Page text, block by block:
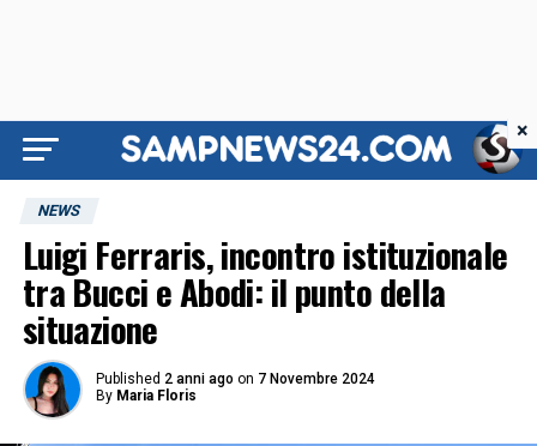
NEWS
Luigi Ferraris, incontro istituzionale
tra Bucci e Abodi: il punto della
situazione
Published 2 anni ago on 7 Novembre 2024
By Maria Floris
×